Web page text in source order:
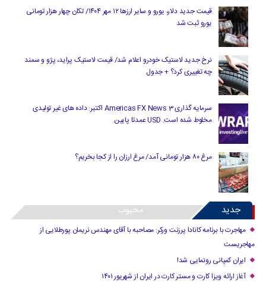
قیمت جدید دلار، یورو و سایر ارزها ۱۲ مهر ۱۴۰۴/ تکان چهار هزار تومانی
یورو ثبت شد
نرخ جدید لاستیک خودرو اعلام شد/ قیمت لاستیک پراید، پژو و سمند
چه تغییری کرد؟ + جدول
سرمایه گذاری Americas FX News 3 اکتبر: داده های غیر تولیدی
مخلوط شده است. USD عمدتا پایین.
مرغ ۸۰ هزار تومانی آمد/ مرغ ارزان را از کجا بخریم؟
جدید محبوب
مهاجرت با برنامه کانادا پرزنت ورکر: مصاحبه با آقای مهندس نریمان پورطلایی از
مهاجریست
ایران کمپانی رونمایی شد!
آغاز ارائه ویزا کارت و مستر کارت در ایران از شهریور ۱۴۰۱